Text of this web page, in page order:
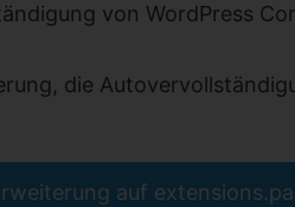
von WordPress
die
auf